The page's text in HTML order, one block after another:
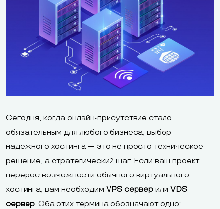
Сегодня, когда онлайн-присутствие стало
обязательным для любого бизнеса, выбор
надежного хостинга — это не просто техническое
решение, а стратегический шаг. Если ваш проект
перерос возможности обычного виртуального
хостинга, вам необходим VPS сервер или VDS
сервер. Оба этих термина обозначают одно: